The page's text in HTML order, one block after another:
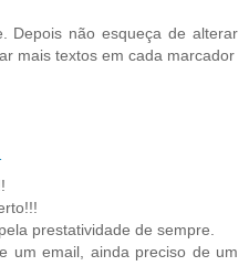
Depois não esqueça de alterar
mais textos em cada marcador
prestatividade de sempre.
um email, ainda preciso de um